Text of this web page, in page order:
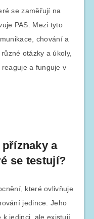
se zaměřují na
PAS. Mezi tyto
chování a
otázky a úkoly,
a funguje v
a
se testují?
které ovlivňuje
jedince. Jeho
k jedinci, ale existují